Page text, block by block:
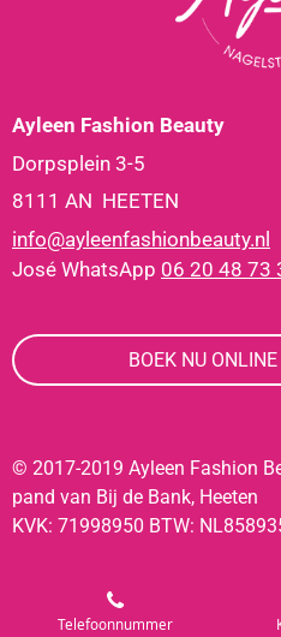
Ayleen Fashion Beauty
Dorpsplein 3-5
8111 AN HEETEN
info@ayleenfashionbeauty.nl
José WhatsApp 06 20 48 73
BOEK NU
© 2017-2019 Ayleen Fashion
pand van Bij de Bank, Heeten
KVK: 71998950 BTW:
Telefoonnummer